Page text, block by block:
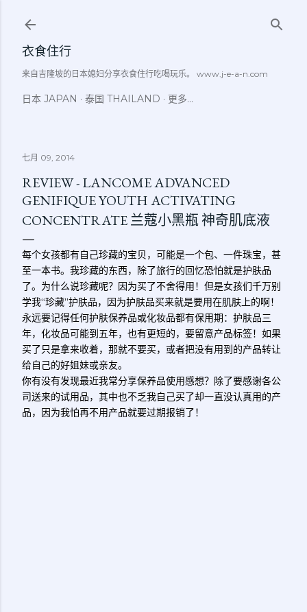
衣食住行
来自吉隆坡的日本媳妇分享衣食住行吃喝玩乐。 www.j-e-a-n.com
日本 JAPAN 泰国 THAILAND 更多…
七月 09, 2014
REVIEW - LANCOME ADVANCED
GENIFIQUE YOUTH ACTIVATING
CONCENTRATE 兰蔻小黑瓶 神奇肌底液
每个女孩都有自己珍藏的宝贝，可能是一个包、一件珠宝，甚
至一本书。我珍藏的东西，除了旅行的回忆恐怕就是护肤品
了。为什么说珍藏呢？因为买了不舍得用！但是女孩们千万别
学我“珍藏”护肤品，因为护肤品买来就是要用在肌肤上的啊！
永远要记得任何护肤保养品或化妆品都有保用期：护肤品三
年，化妆品可能到五年，也有更短的，要留意产品标签！如果
买了只是拿来收着，那就不要买，或者把没有用到的产品转让
给自己的好姐妹或亲友。
你有没有发现最近我常分享保养品使用感想？除了要感谢各公
司送来的试用品，其中也不乏我自己买了却一直没认真用的产
品，因为我怕再不用产品就要过期报销了！